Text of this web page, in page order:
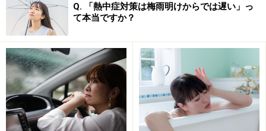
■酸味……食欲増進効果・便秘や下痢にも
梅の酸味が唾液や胃液の分泌を促し、食欲を増進させる
効果があります。食前酒としてとてもお勧め。また胃や
腸を助ける働きがあり、便秘や下痢にも効果があるとい
Q. 「熱中症対策は梅雨明けからでは遅い」っ
て本当ですか？